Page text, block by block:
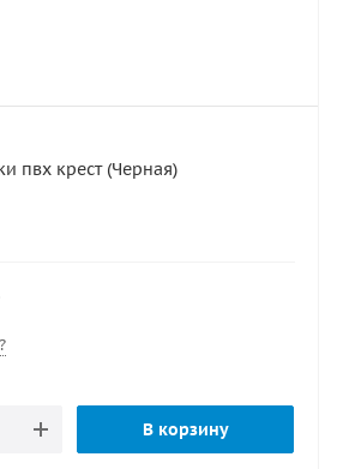
пвх крест (Черная)
ПВХ
В корзину